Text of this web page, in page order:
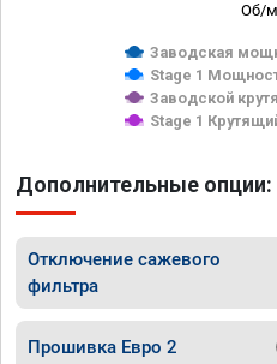
Об/
Заводская
Stage 1
Заводской
Stage 1
Дополнительные опции:
Отключение сажевого
фильтра
Прошивка Евро 2